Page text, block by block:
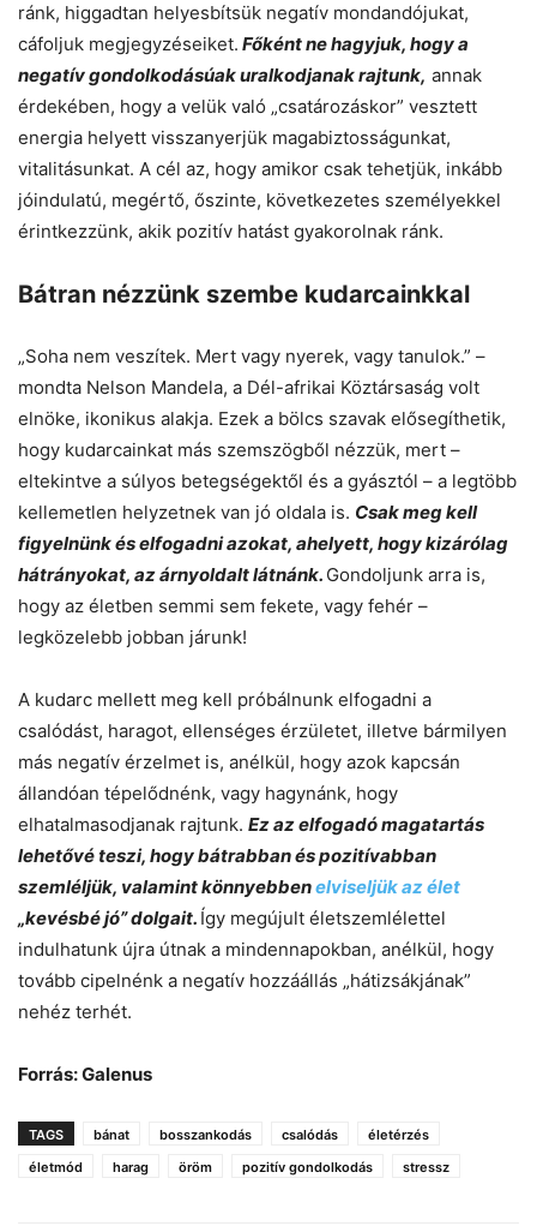
ránk, higgadtan helyesbítsük negatív mondandójukat,
cáfoljuk megjegyzéseiket. Főként ne hagyjuk, hogy a
negatív gondolkodásúak uralkodjanak rajtunk, annak
érdekében, hogy a velük való „csatározáskor” vesztett
energia helyett visszanyerjük magabiztosságunkat,
vitalitásunkat. A cél az, hogy amikor csak tehetjük, inkább
jóindulatú, megértő, őszinte, következetes személyekkel
érintkezzünk, akik pozitív hatást gyakorolnak ránk.
Bátran nézzünk szembe kudarcainkkal
„Soha nem veszítek. Mert vagy nyerek, vagy tanulok.” –
mondta Nelson Mandela, a Dél-afrikai Köztársaság volt
elnöke, ikonikus alakja. Ezek a bölcs szavak elősegíthetik,
hogy kudarcainkat más szemszögből nézzük, mert –
eltekintve a súlyos betegségektől és a gyásztól – a legtöbb
kellemetlen helyzetnek van jó oldala is. Csak meg kell
figyelnünk és elfogadni azokat, ahelyett, hogy kizárólag
hátrányokat, az árnyoldalt látnánk. Gondoljunk arra is,
hogy az életben semmi sem fekete, vagy fehér –
legközelebb jobban járunk!
A kudarc mellett meg kell próbálnunk elfogadni a
csalódást, haragot, ellenséges érzületet, illetve bármilyen
más negatív érzelmet is, anélkül, hogy azok kapcsán
állandóan tépelődnénk, vagy hagynánk, hogy
elhatalmasodjanak rajtunk. Ez az elfogadó magatartás
lehetővé teszi, hogy bátrabban és pozitívabban
szemléljük, valamint könnyebbenelviseljük az élet
„kevésbé jó” dolgait. Így megújult életszemlélettel
indulhatunk újra útnak a mindennapokban, anélkül, hogy
tovább cipelnénk a negatív hozzáállás „hátizsákjának”
nehéz terhét.
Forrás: Galenus
TAGS bánat bosszankodás csalódás
életérzés
életmód
harag öröm pozitív gondolkodás stressz